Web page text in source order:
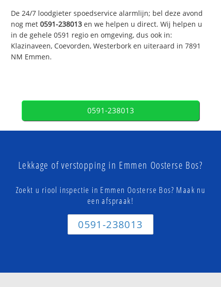
De 24/7 loodgieter spoedservice alarmlijn; bel deze avond
nog met0591-238013 en we helpen u direct. Wij helpen u
in de gehele 0591 regio en omgeving, dus ook in:
Klazinaveen, Coevorden, Westerbork en uiteraard in 7891
NM Emmen.
0591-238013
Lekkage of verstopping in Emmen Oosterse Bos?
Zoekt u riool inspectie in Emmen Oosterse Bos? Maak nu
een afspraak!
0591-238013